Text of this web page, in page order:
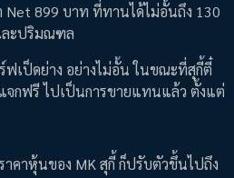
Net 899 บาท ที่ทานได้ไม่อั้นถึง 130
ละปริมณฑล
ฟเป็ดย่าง อย่างไม่อั้น ในขณะที่สุกี้ตี๋
จกฟรี ไปเป็นการขายแทนแล้ว ตั้งแต่
คาหุ้นของ MK สุกี้ ก็ปรับตัวขึ้นไปถึง